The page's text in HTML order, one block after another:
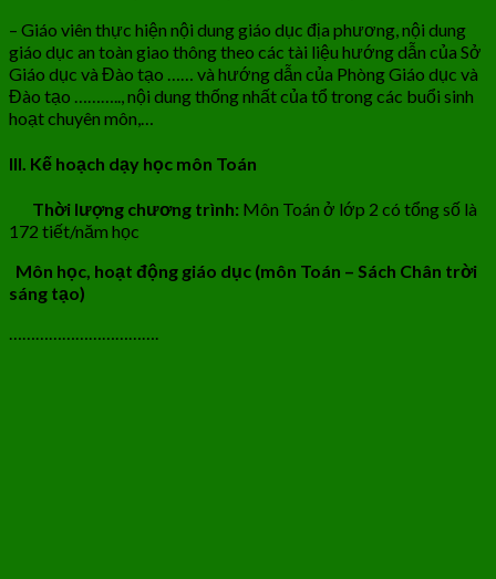
– Giáo viên thực hiện nội dung giáo dục địa phương, nội dung
giáo dục an toàn giao thông theo các tài liệu hướng dẫn của Sở
Giáo dục và Đào tạo …… và hướng dẫn của Phòng Giáo dục và
Đào tạo ……….., nội dung thống nhất của tổ trong các buổi sinh
hoạt chuyên môn,…
III. Kế hoạch dạy học môn Toán
Thời lượng chương trình: Môn Toán ở lớp 2 có tổng số là
172 tiết/năm học
Môn học, hoạt động giáo dục (môn Toán – Sách Chân trời
sáng tạo)
…………………………….